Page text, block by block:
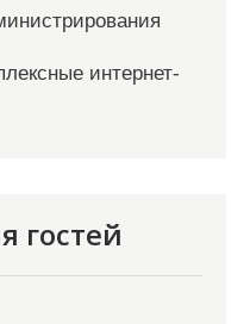
интернет-
гостей